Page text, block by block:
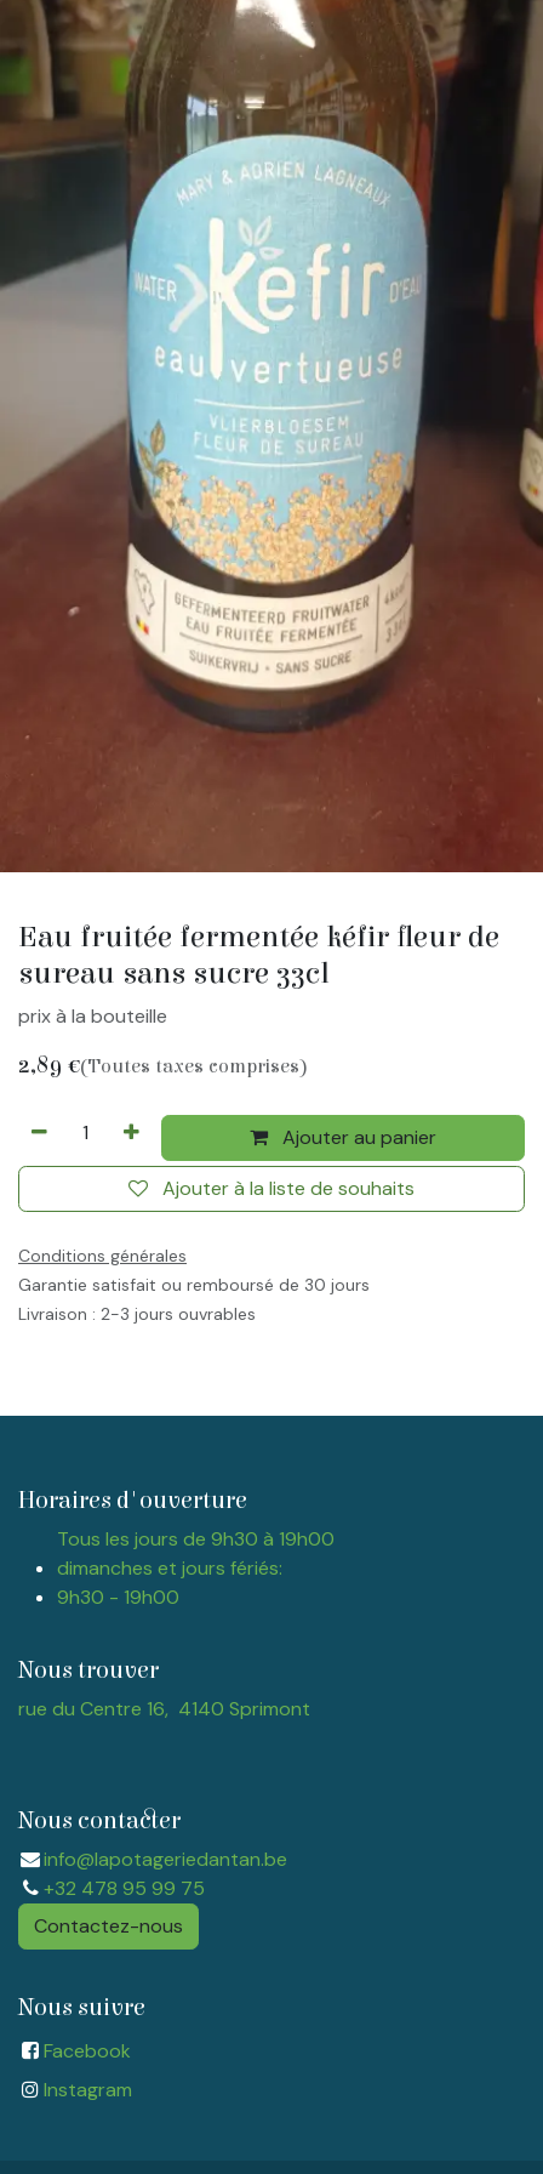
Eau fruitée fermentée kéfir fleur de
sureau sans sucre 33cl
prix à la bouteille
2,89 €(Toutes taxes comprises)
Ajouter au panier
Ajouter à la liste de souhaits
Conditions générales
Garantie satisfait ou remboursé de 30 jours
Livraison : 2-3 jours ouvrables
Horaires d'ouverture
Tous les jours de 9h30 à 19h00
dimanches et jours fériés:
9h30 - 19h00
Nous trouver
rue du Centre 16, 4140 Sprimont
Nous contacter
info@lapotageriedantan.be
+32 478 95 99 75
Contactez-nous
Nous suivre
Facebook
Instagram​